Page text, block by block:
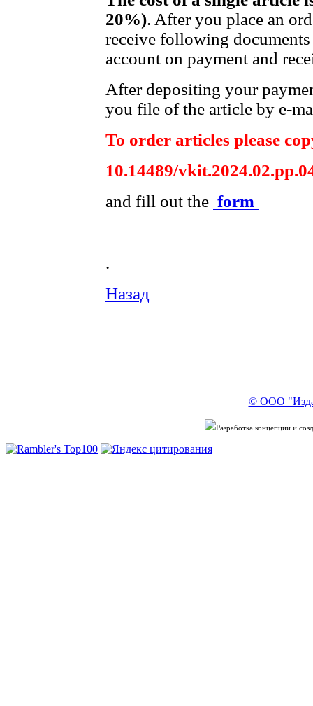
20%). After you place an
receive following
account on payment and
After depositing your
you file of the article by e-
To order articles please
10.14489/
and fill out the form
.
Назад
© ООО
Разработка концепции и